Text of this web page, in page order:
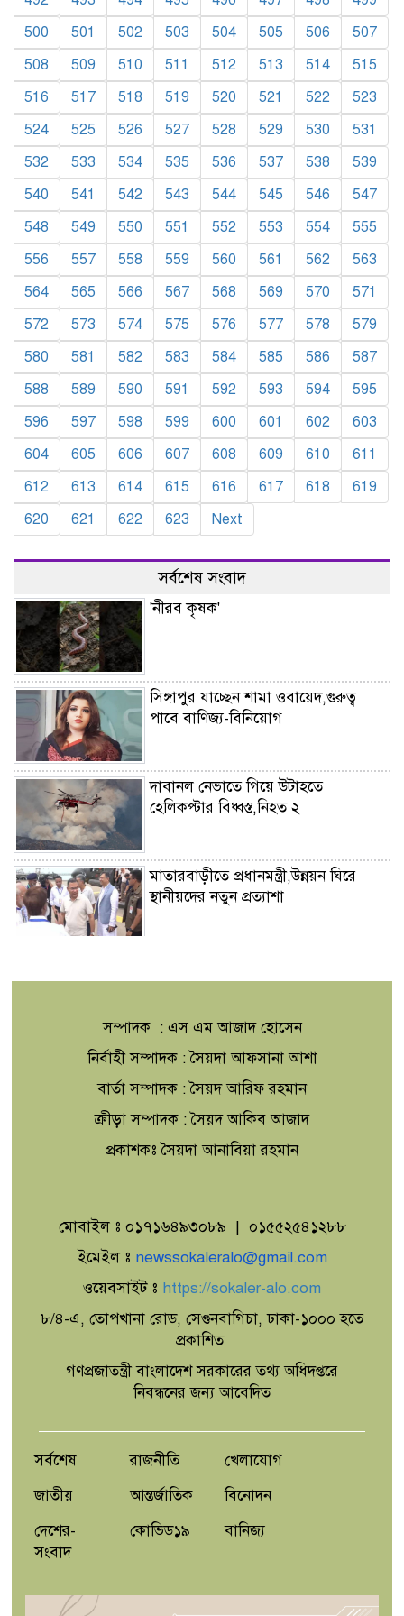
500
501 502 503 504 505 506
507
508
509 510 511 512 513 514
515
516
517 518 519 520 521 522
523
524
525 526 527 528 529 530
531
532
533 534 535 536 537 538
539
540
541 542 543 544 545 546
547
548
549 550 551 552 553 554
555
556
557 558 559 560 561 562
563
564
565 566 567 568 569 570
571
572
573 574 575 576 577 578
579
580
581 582 583 584 585 586
587
588
589 590 591 592 593 594
595
596
597 598 599 600 601 602
603
604
605 606 607 608 609 610
611
612
613 614 615 616 617 618
619
620
621 622 623 Next
সর্বশেষ সংবাদ
'নীরব কৃষক'
সিঙ্গাপুর যাচ্ছেন শামা ওবায়েদ,গুরুত্ব
পাবে বাণিজ্য-বিনিয়োগ
দাবানল নেভাতে গিয়ে উটাহতে
হেলিকপ্টার বিধ্বস্ত,নিহত ২
মাতারবাড়ীতে প্রধানমন্ত্রী,উন্নয়ন ঘিরে
স্থানীয়দের নতুন প্রত্যাশা
দলে আলীন অধিনায়ক
বাইডেনের ক্যান্সার আরও
অবসরপ্রাপ্তদের বন্ধন আরও দৃঢ় করার
প্রত্যয়ে সিএবির নিরাপত্তা শাখার
ইউএনওদের মানবিক প্রশাসনের আহ্বান
প্রধানমন্ত্রীর
চাঁপাইনবাবগঞ্জে জাল বিদেশী মুদ্রা তৈরীর
কারখানার সন্ধ্যান,বিপুল পরিমান মুদ্রা ও
সরঞ্জামসহ আটক ২
সম্পাদক : এস এম আজাদ হোসেন
নির্বাহী সম্পাদক : সৈয়দা আফসানা আশা
বার্তা সম্পাদক : সৈয়দ আরিফ রহমান
ক্রীড়া সম্পাদক : সৈয়দ আকিব আজাদ
প্রকাশকঃ সৈয়দা আনাবিয়া রহমান
মোবাইল ঃ ০১৭১৬৪৯৩০৮৯ | ০১৫৫২৫৪১২৮৮
ইমেইল ঃ newssokaleralo@gmail.com
ওয়েবসাইট ঃ https://sokaler-alo.com
৮/৪-এ, তোপখানা রোড, সেগুনবাগিচা, ঢাকা-১০০০ হতে
প্রকাশিত
গণপ্রজাতন্ত্রী বাংলাদেশ সরকারের তথ্য অধিদপ্তরে
নিবন্ধনের জন্য আবেদিত
সর্বশেষ
জাতীয়
দেশের-
সংবাদ
রাজনীতি
আন্তর্জাতিক
কোভিড১৯
খেলাযোগ
বিনোদন
বানিজ্য